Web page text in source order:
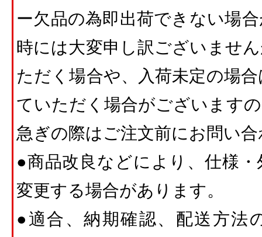
ー欠品の為即出荷できない場
時には大変申し訳ございませ
ただく場合や、入荷未定の場
ていただく場合がございます
急ぎの際はご注文前にお問い
●商品改良などにより、仕様
変更する場合があります。
●適合、納期確認、配送方法